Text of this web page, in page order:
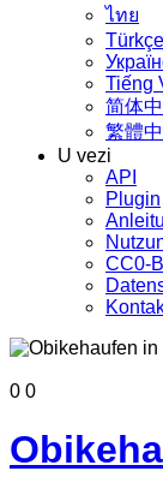
ไทย
Türkçe
Tiếng
简体
繁體
U vezi
API
Plugin
CC0-
0 0